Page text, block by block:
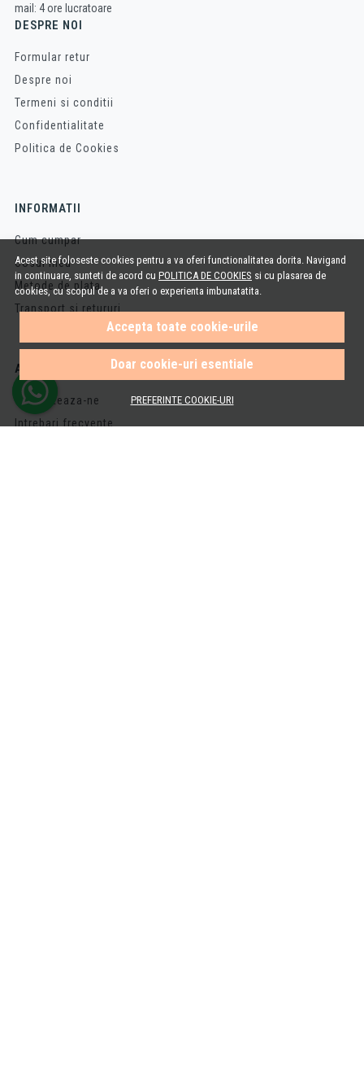
Acest site foloseste cookies pentru a va oferi functionalitatea dorita. Navigand
in continuare, sunteti de acord cu POLITICA DE COOKIES si cu plasarea de
cookies, cu scopul de a va oferi o experienta imbunatatita.
Accepta toate cookie-urile
Doar cookie-uri esentiale
PREFERINTE COOKIE-URI
mail: 4 ore lucratoare
DESPRE NOI
Formular retur
Despre noi
Termeni si conditii
Confidentialitate
Politica de Cookies
INFORMATII
Cum cumpar
Cosul meu
Metode de plata
Transport si retururi
AJUTOR
Contacteaza-ne
Intrebari frecvente